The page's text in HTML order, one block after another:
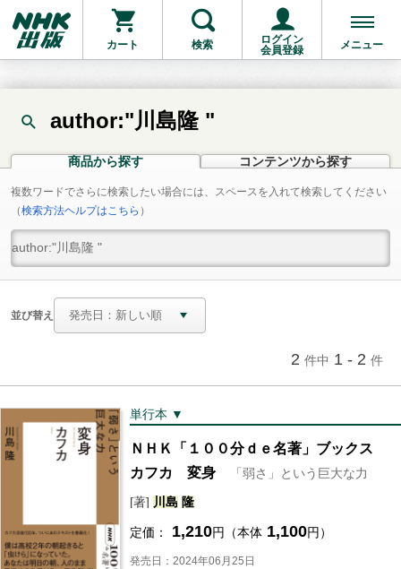
カート 検索
ログイン
会員登録
メニュー
author:"川島隆 "
商品から探す コンテンツから探す
複数ワードでさらに検索したい場合には、スペースを入れて検索してください
（検索方法ヘルプはこちら ）
並び替え
2 件中 1 - 2 件
単行本 ▼
ＮＨＫ「１００分ｄｅ名著」ブックス
カフカ 変身
「弱さ」という巨大な力
[著] 川島 隆
定価： 1,210円（本体 1,100円）
発売日：2024年06月25日